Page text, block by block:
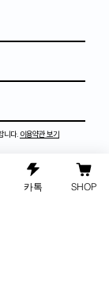
니다. 이용약관 보기
카톡 SHOP